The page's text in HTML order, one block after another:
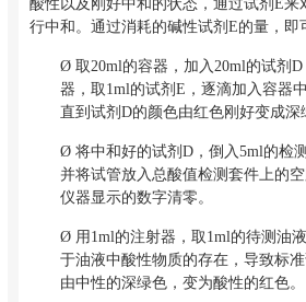
酸性以及刚好中和的状态，通过试剂E来
行中和。通过消耗的碱性试剂E的量，即
Ø 取20ml的容器，加入20ml的试剂
器，取1ml的试剂E，逐滴加入容器
直到试剂D的颜色由红色刚好变成深
Ø 将中和好的试剂D，倒入5ml的检
并将试管放入总酸值检测套件上的
仪器显示的数字清零。
Ø 用1ml的注射器，取1ml的待测油
于油液中酸性物质的存在，导致标
由中性的深绿色，变为酸性的红色。